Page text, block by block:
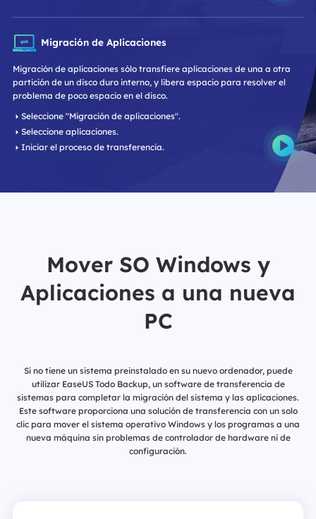
Migración de Aplicaciones
Migración de aplicaciones sólo transfiere aplicaciones de una a otra
partición de un disco duro interno, y libera espacio para resolver el
problema de poco espacio en el disco.
Seleccione "Migración de aplicaciones".
Seleccione aplicaciones.
Iniciar el proceso de transferencia.
Mover SO Windows y
Aplicaciones a una nueva
PC
Si no tiene un sistema preinstalado en su nuevo ordenador, puede
utilizar EaseUS Todo Backup, un software de transferencia de
sistemas para completar la migración del sistema y las aplicaciones.
Este software proporciona una solución de transferencia con un solo
clic para mover el sistema operativo Windows y los programas a una
nueva máquina sin problemas de controlador de hardware ni de
configuración.